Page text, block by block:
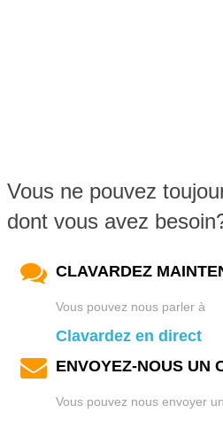
Vous ne pouvez
dont vous avez
CLAVARDEZ
Vous pouvez nous parler à
Clavardez en direct
ENVOYEZ-NOUS UN
Vous pouvez nous envoyer